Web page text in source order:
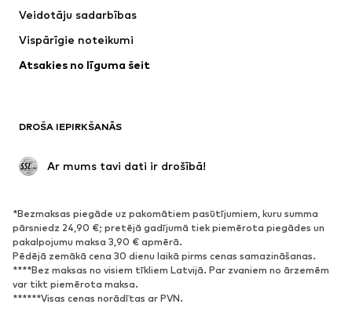
Apakšveļa
Mēteļi
Svinības
Ekskluzīvi
APAVI
Jaunumi
Šobrīd populāri
Brīvā laika apavi
Puszābaki
Augstpapēžu apavi
Zābaki
Veidotāju sadarbības
Vispārīgie noteikumi
Atsakies no līguma šeit
DROŠA IEPIRKŠANĀS
Ar mums tavi dati ir drošībā!
*Bezmaksas piegāde uz pakomātiem pasūtījumiem, kuru summa
pārsniedz 24,90 €; pretējā gadījumā tiek piemērota piegādes un
pakalpojumu maksa 3,90 € apmērā.
Pēdējā zemākā cena 30 dienu laikā pirms cenas samazināšanas.
****Bez maksas no visiem tīkliem Latvijā. Par zvaniem no ārzemēm
var tikt piemērota maksa.
******Visas cenas norādītas ar PVN.